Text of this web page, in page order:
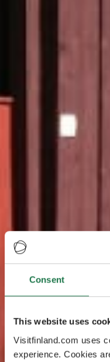
Consent
This website uses
Visitfinland.com uses
experience. Cookies